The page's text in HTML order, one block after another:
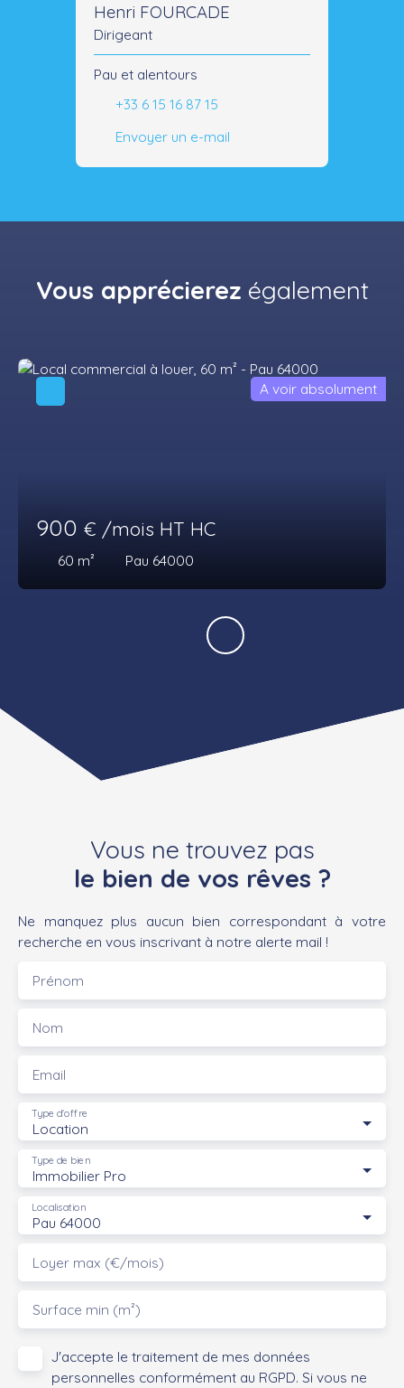
Henri FOURCADE
Dirigeant
Pau et alentours
+33 6 15 16 87 15
Envoyer un e-mail
Vous apprécierez également
900 € /mois HT HC
60 m² Pau 64000
A voir absolument
Vous ne trouvez pas
le bien de vos rêves ?
Ne manquez plus aucun bien correspondant à votre
recherche en vous inscrivant à notre alerte mail !
Prénom
Nom
Email
Location
Type d'offre
Immobilier Pro
Type de bien
Pau 64000
Localisation
Loyer max (€/mois)
Surface min (m²)
J'accepte le traitement de mes données
personnelles conformément au RGPD. Si vous ne